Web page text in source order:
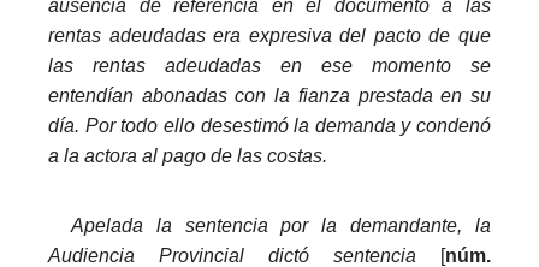
ausencia de referencia en el documento a las
rentas adeudadas era expresiva del pacto de que
las rentas adeudadas en ese momento se
entendían abonadas con la fianza prestada en su
día. Por todo ello desestimó la demanda y condenó
a la actora al pago de las costas.
Apelada la sentencia por la demandante, la
Audiencia Provincial dictó sentencia
[núm.